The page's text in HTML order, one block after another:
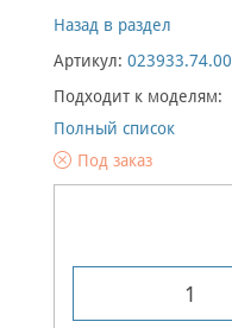
Назад в раздел
Артикул: 023933.74.00
Подходит к моделям:
Полный список
Под заказ